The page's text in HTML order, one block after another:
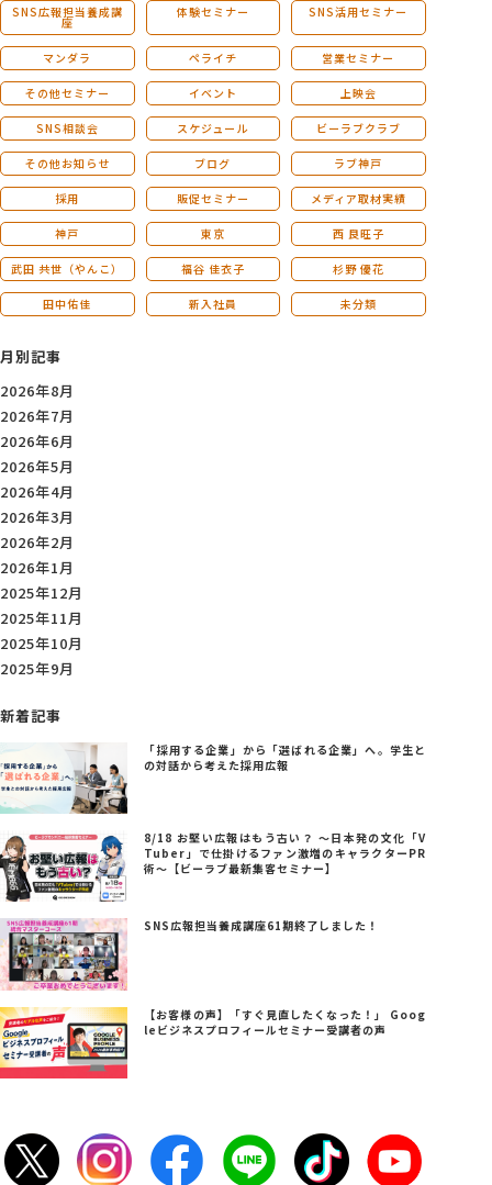
SNS広報担当養成講
座
体験セミナー SNS活用セミナー
マンダラ ペライチ 営業セミナー
その他セミナー イベント 上映会
SNS相談会 スケジュール ビーラブクラブ
その他お知らせ ブログ ラブ神戸
採用 販促セミナー メディア取材実績
神戸 東京 西 良旺子
武田 共世（やんこ） 福谷 佳衣子 杉野 優花
田中佑佳 新入社員 未分類
月別記事
2026年8月
2026年7月
2026年6月
2026年5月
2026年4月
2026年3月
2026年2月
2026年1月
2025年12月
2025年11月
2025年10月
2025年9月
新着記事
「採用する企業」から「選ばれる企業」へ。学生と
の対話から考えた採用広報
8/18 お堅い広報はもう古い？ ～日本発の文化「V
Tuber」で仕掛けるファン激増のキャラクターPR
術～【ビーラブ最新集客セミナー】
SNS広報担当養成講座61期終了しました！
【お客様の声】「すぐ見直したくなった！」 Goog
leビジネスプロフィールセミナー受講者の声